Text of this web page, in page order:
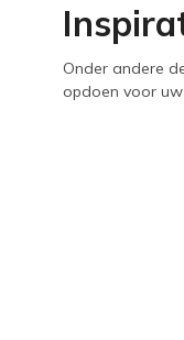
Onder andere
opdoen voor